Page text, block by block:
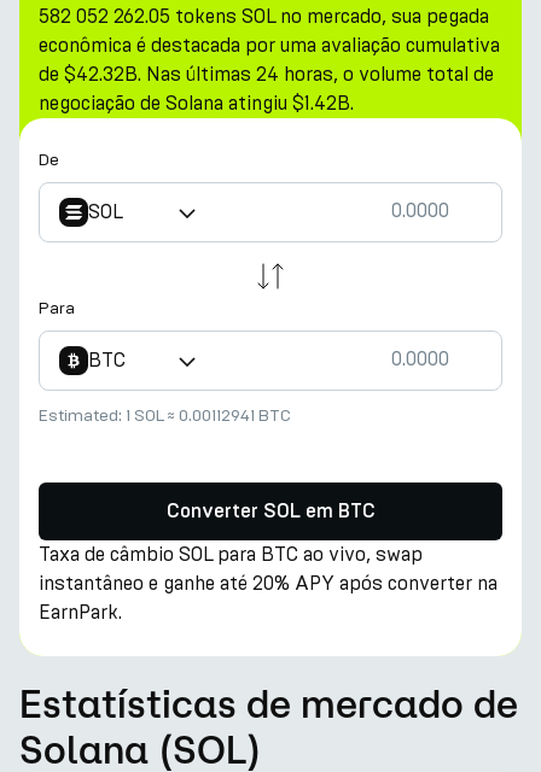
582 052 262.05 tokens SOL no mercado, sua pegada
econômica é destacada por uma avaliação cumulativa
de $42.32B. Nas últimas 24 horas, o volume total de
negociação de Solana atingiu $1.42B.
De
SOL
Para
BTC
Estimated: 1 SOL≈ 0.00112941 BTC
Converter SOL em BTC
Taxa de câmbio SOL para BTC ao vivo, swap
instantâneo e ganhe até 20% APY após converter na
EarnPark.
Estatísticas de mercado de
Solana (SOL)